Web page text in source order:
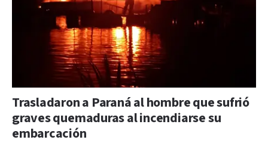
Trasladaron a Paraná al hombre que sufrió
graves quemaduras al incendiarse su
embarcación